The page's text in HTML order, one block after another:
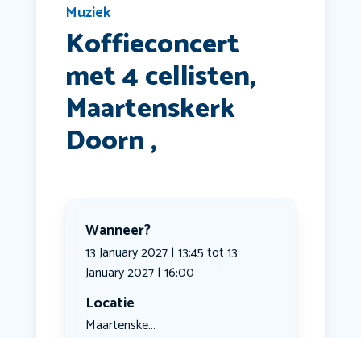
Muziek
Koffieconcert
met 4 cellisten,
Maartenskerk
Doorn ,
Wanneer?
13 January 2027 | 13:45 tot 13
January 2027 | 16:00
Locatie
Maartenske...